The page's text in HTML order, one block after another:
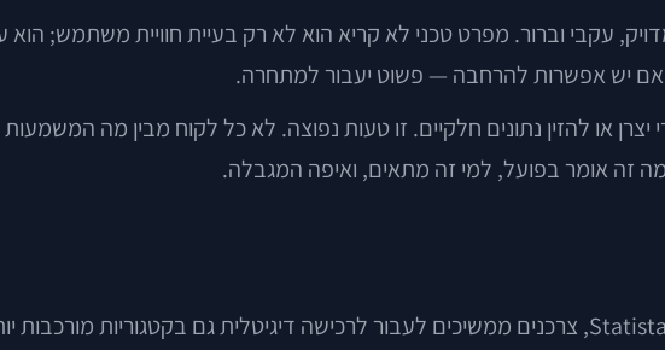
עקבי וברור. מפרט טכני לא קריא הוא לא רק בעיית חוויית משתמש;
זה אומר בפועל, למי זה מתאים, ואיפה המגבלה.